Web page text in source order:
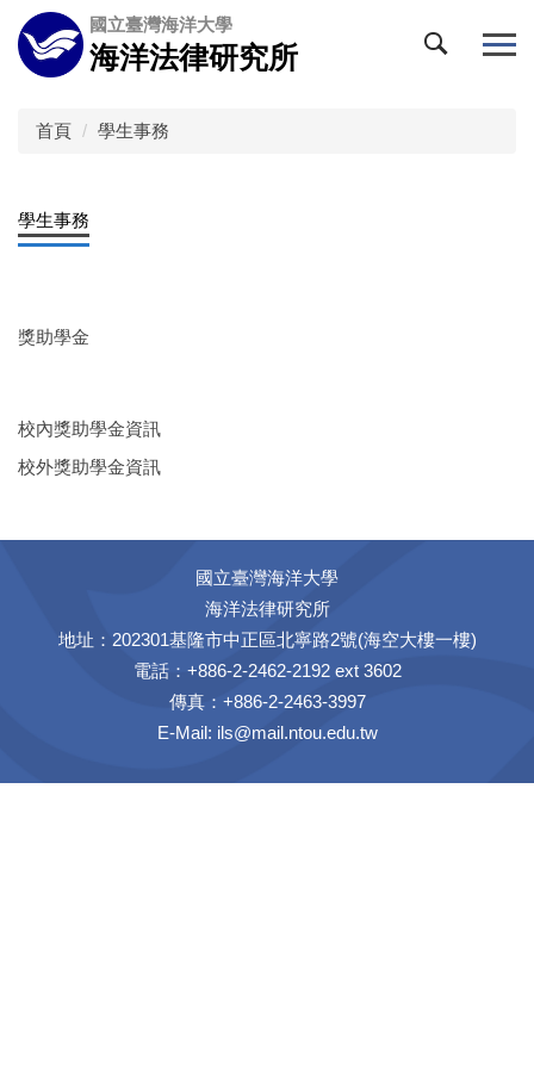
跳
到
主
國立臺灣海洋大學
海洋法律研究所
首頁 學生事務
學生事務
獎助學金
校內獎助學金資訊
校外獎助學金資訊
國立臺灣海洋大學
海洋法律研究所
地址：202301基隆市中正區北寧路2號(海空大樓一樓)
電話：+886-2-2462-2192 ext 3602
傳真：+886-2-2463-3997
E-Mail: ils@mail.ntou.edu.tw